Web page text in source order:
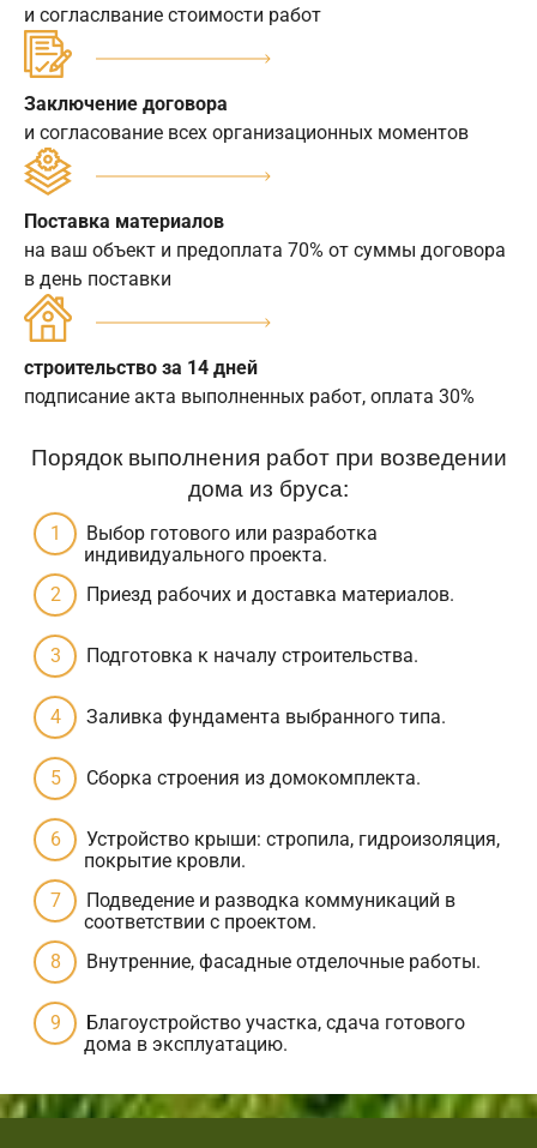
и согласлвание стоимости работ
Заключение договора
и согласование всех организационных моментов
Поставка материалов
на ваш объект и предоплата 70% от суммы договора
в день поставки
строительство за 14 дней
подписание акта выполненных работ, оплата 30%
Порядок выполнения работ при возведении
дома из бруса:
Выбор готового или разработка
индивидуального проекта.
Приезд рабочих и доставка материалов.
Подготовка к началу строительства.
Заливка фундамента выбранного типа.
Сборка строения из домокомплекта.
Устройство крыши: стропила, гидроизоляция,
покрытие кровли.
Подведение и разводка коммуникаций в
соответствии с проектом.
Внутренние, фасадные отделочные работы.
Благоустройство участка, сдача готового
дома в эксплуатацию.